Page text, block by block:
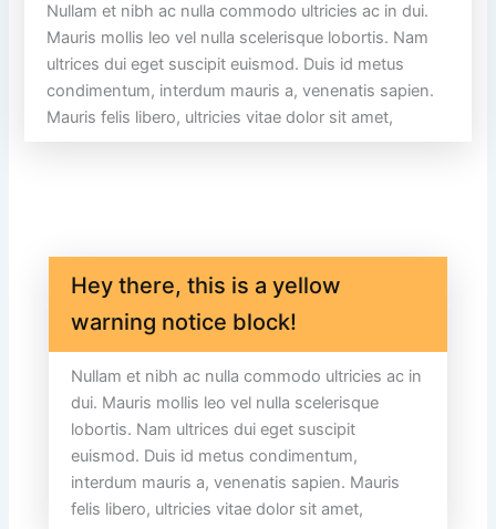
Nullam et nibh ac nulla commodo ultricies ac in dui.
Mauris mollis leo vel nulla scelerisque lobortis. Nam
ultrices dui eget suscipit euismod. Duis id metus
condimentum, interdum mauris a, venenatis sapien.
Mauris felis libero, ultricies vitae dolor sit amet,
Hey there, this is a yellow
warning notice block!
Nullam et nibh ac nulla commodo ultricies ac in
dui. Mauris mollis leo vel nulla scelerisque
lobortis. Nam ultrices dui eget suscipit
euismod. Duis id metus condimentum,
interdum mauris a, venenatis sapien. Mauris
felis libero, ultricies vitae dolor sit amet,